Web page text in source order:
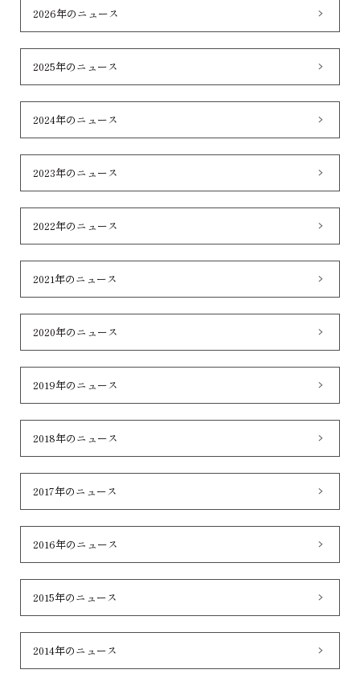
2026年のニュース
2025年のニュース
2024年のニュース
2023年のニュース
2022年のニュース
2021年のニュース
2020年のニュース
2019年のニュース
2018年のニュース
2017年のニュース
2016年のニュース
2015年のニュース
2014年のニュース